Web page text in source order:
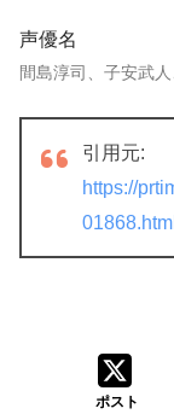
声優名
間島淳司、子安武
引用元:
https://
01868.html
ポスト